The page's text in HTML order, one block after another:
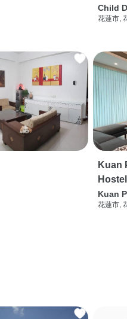
Child
花蓮市,
Kuan
Hostel
Kuan
花蓮市,